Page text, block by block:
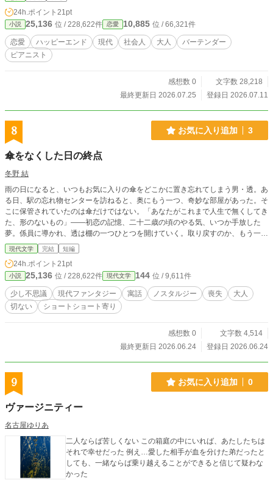
「小説家になろう」にも投稿しています。
24h.ポイント 21pt
小説 25,136 位 / 228,622件 恋愛 10,885 位 / 66,321件
恋愛 ハッピーエンド 現代 社会人 大人
バーテンダー
ピアニスト
感想数 0
文字数 28,218
最終更新日 2026.07.25
登録日 2026.07.11
8 お気に入り追加 3
傘をなくした日の終点
冬野 結
雨の日になると、いつもお気に入りの傘をどこかに置き忘れてしまう男・透。あ
る日、駅の忘れ物センターを訪ねると、奥にもう一つ、奇妙な部屋があった。そ
こに保管されていたのは傘だけではない。「あなたがこれまで人生で無くしてき
た、形のないもの」——初恋の記憶、二十二歳の頃のやる気、いつか手放した
夢。係員に導かれ、透は棚の一つひとつを開けていく。取り戻すのか、もう一度
そっと置いていくのか。
現代文学 完結 短編
24h.ポイント 21pt
小説 25,136 位 / 228,622件 現代文学 144 位 / 9,611件
少し不思議 現代ファンタジー 寓話 ノスタルジー 喪失
大人
切ない
ショートショート寄り
感想数 0
文字数 4,514
最終更新日 2026.06.24
登録日 2026.06.24
9 お気に入り追加 0
ヴァージニティー
名古屋ゆりあ
二人ならば苦しくない この箱庭の中にいれば、あたしたちは
それで幸せだった 例え…愛した相手が血を分けた弟だったと
しても、一緒ならば乗り越えることができると信じて疑わな
かった